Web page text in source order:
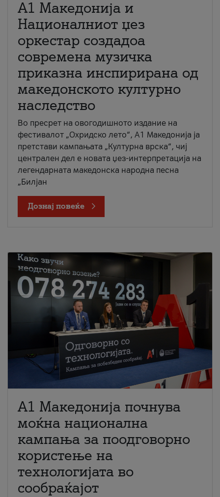
А1 Македонија и
Националниот џез
оркестар создадоа
современа музичка
приказна инспирирана од
македонското културно
наследство
Во пресрет на овогодишното издание на
фестивалот „Охридско лето“, А1 Македонија ја
претстави кампањата „Културна врска“, чиј
централен дел е новата џез-интерпретација на
легендарната македонска народна песна
„Билјан
Дознај повеќе
A1 Македонија почнува
моќна национална
кампања за поодговорно
користење на
технологијата во
сообраќајот